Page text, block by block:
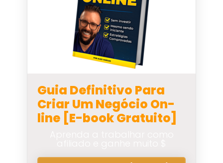
Guia Definitivo Para
Criar Um Negócio On-
line [E-book Gratuito]